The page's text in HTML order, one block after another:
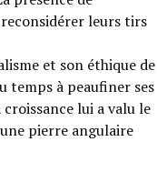
leurs tirs
et son éthique de
temps à peaufiner ses
lui a valu le
pierre angulaire